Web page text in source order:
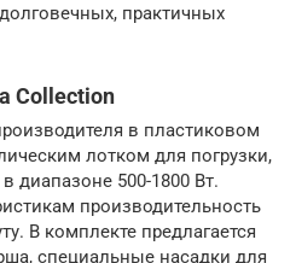
практичных
Collection
в пластиковом
лотком для погрузки,
диапазоне 500-1800 Вт.
производительность
В комплекте предлагается
специальные насадки для